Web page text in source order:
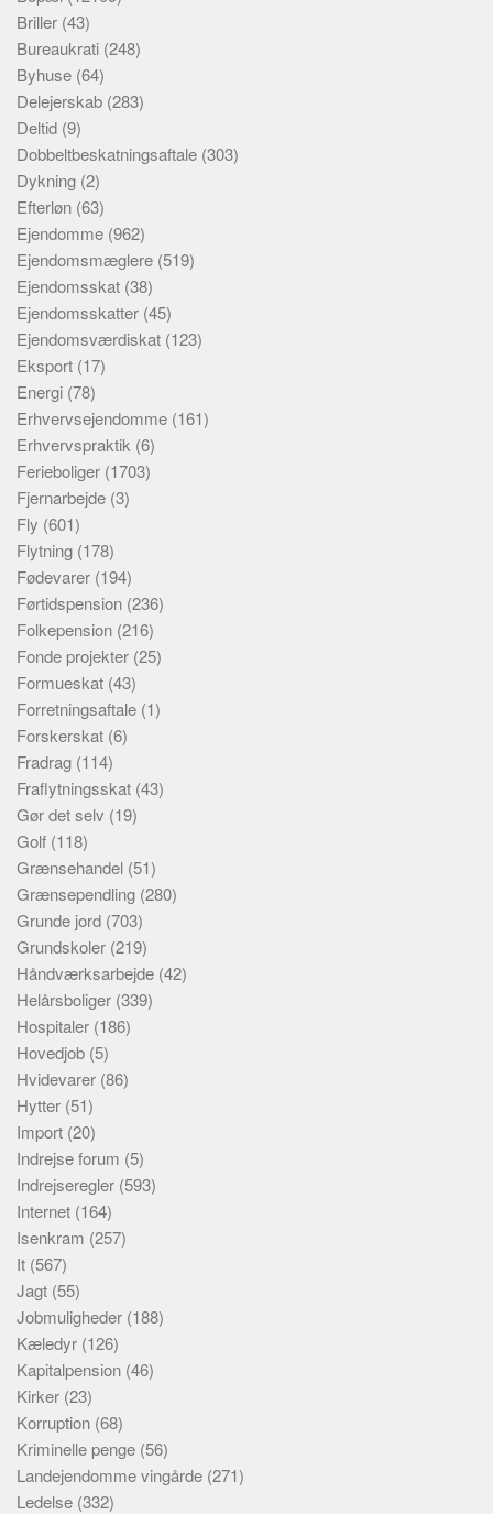
Briller (43)
Bureaukrati (248)
Byhuse (64)
Delejerskab (283)
Deltid (9)
Dobbeltbeskatningsaftale (303)
Dykning (2)
Efterløn (63)
Ejendomme (962)
Ejendomsmæglere (519)
Ejendomsskat (38)
Ejendomsskatter (45)
Ejendomsværdiskat (123)
Eksport (17)
Energi (78)
Erhvervsejendomme (161)
Erhvervspraktik (6)
Ferieboliger (1703)
Fjernarbejde (3)
Fly (601)
Flytning (178)
Fødevarer (194)
Førtidspension (236)
Folkepension (216)
Fonde projekter (25)
Formueskat (43)
Forretningsaftale (1)
Forskerskat (6)
Fradrag (114)
Fraflytningsskat (43)
Gør det selv (19)
Golf (118)
Grænsehandel (51)
Grænsependling (280)
Grunde jord (703)
Grundskoler (219)
Håndværksarbejde (42)
Helårsboliger (339)
Hospitaler (186)
Hovedjob (5)
Hvidevarer (86)
Hytter (51)
Import (20)
Indrejse forum (5)
Indrejseregler (593)
Internet (164)
Isenkram (257)
It (567)
Jagt (55)
Jobmuligheder (188)
Kæledyr (126)
Kapitalpension (46)
Kirker (23)
Korruption (68)
Kriminelle penge (56)
Landejendomme vingårde (271)
Ledelse (332)